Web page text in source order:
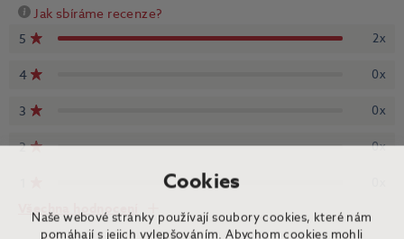
Jak sbíráme recenze?
5
2x
4 0x
3 0x
2 0x
Všechna hodnocení
Cookies
Naše webové stránky používají soubory cookies, které nám
pomáhají s jejich vylepšováním. Abychom cookies mohli